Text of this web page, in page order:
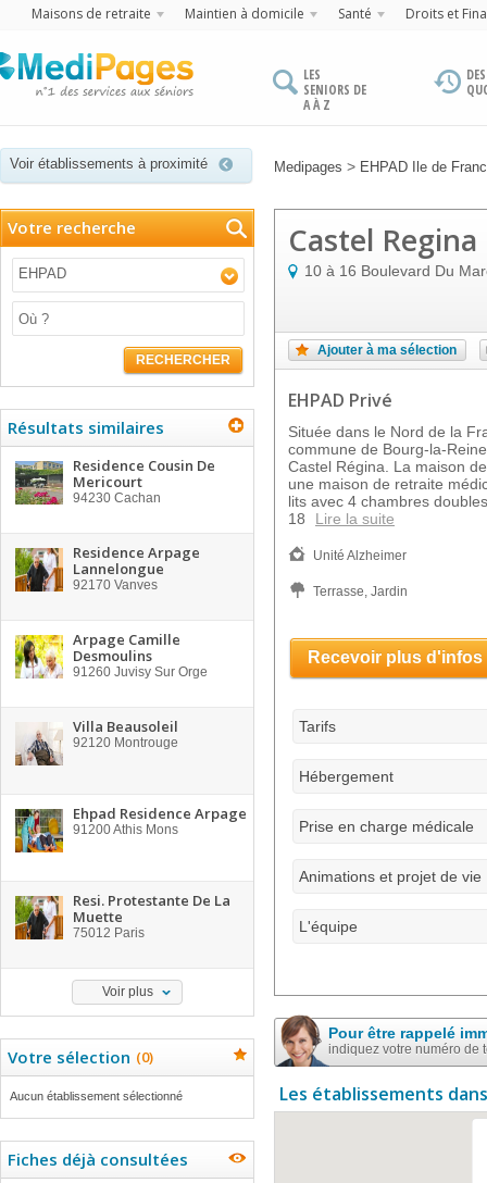
Maisons de retraite Maintien à domicile Santé Droits et
LES
SENIORS DE
A À Z
Voir établissements à proximité Medipages > EHPAD Ile de
Votre recherche
EHPAD
RECHERCHER
Résultats similaires
Residence Cousin De
Mericourt
94230 Cachan
Residence Arpage
Lannelongue
92170 Vanves
Arpage Camille
Desmoulins
91260 Juvisy Sur Orge
Villa Beausoleil
92120 Montrouge
Ehpad Residence Arpage
91200Athis Mons
Resi. Protestante De La
Muette
75012 Paris
Voir plus
Votre sélection (0)
Aucun établissement sélectionné
Fiches déjà consultées
Castel Regina
10 à 16 Boulevard Du
Ajouter à ma sélection
EHPAD Privé
Située dans le Nord de la
commune de Bourg-la-
Castel Régina. La maison
une maison de retraite
lits avec 4 chambres
18
Lire la suite
Unité Alzheimer
Terrasse, Jardin
Recevoir plus d'infos
Tarifs
Hébergement
Prise en charge médicale
Animations et projet de vie
L'équipe
Pour être rappelé
indiquez votre numéro de
Les établissements